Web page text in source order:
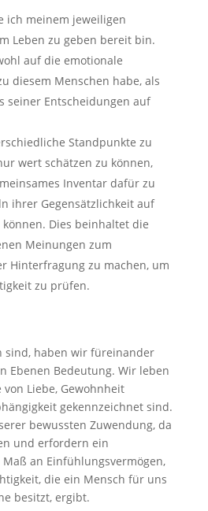
ich meinem jeweiligen
Leben zu geben bereit bin.
auf die emotionale
diesem Menschen habe, als
seiner Entscheidungen auf
Standpunkte zu
wert schätzen zu können,
Inventar dafür zu
ihrer Gegensätzlichkeit auf
Dies beinhaltet die
Meinungen zum
Hinterfragung zu machen, um
zu prüfen.
sind, haben wir füreinander
Ebenen Bedeutung. Wir leben
Liebe, Gewohnheit
gekennzeichnet sind.
bewussten Zuwendung, da
und erfordern ein
an Einfühlungsvermögen,
die ein Mensch für uns
besitzt, ergibt.